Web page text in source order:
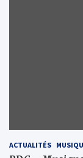
ACTUALITÉS